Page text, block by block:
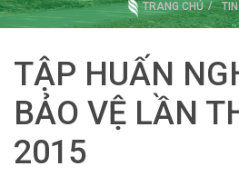
TRANG CHỦ
TẬP HUẤN
BẢO VỆ LẦN
2015